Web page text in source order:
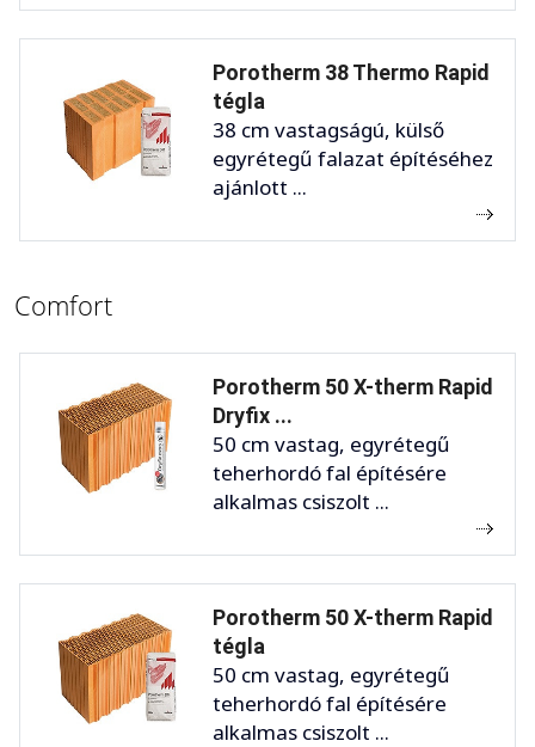
Porotherm 38 Thermo Rapid
tégla
38 cm vastagságú, külső
egyrétegű falazat építéséhez
ajánlott ...
Comfort
Porotherm 50 X-therm Rapid
Dryfix ...
50 cm vastag, egyrétegű
teherhordó fal építésére
alkalmas csiszolt ...
Porotherm 50 X-therm Rapid
tégla
50 cm vastag, egyrétegű
teherhordó fal építésére
alkalmas csiszolt ...